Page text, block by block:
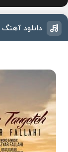
دانلود آهنگ